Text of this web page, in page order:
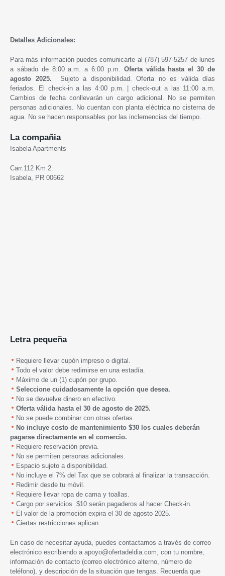
Detalles Adicionales:
Para más información puedes comunicarte al (787) 597-5257 de lunes
a sábado de 8:00 a.m. a 6:00 p.m. Oferta válida hastael 30 de
agosto 2025.
Sujeto a disponibilidad. Oferta no es válida días
feriados. El check-in a las 4:00 p.m. | check-out a las 11:00 a.m.
Cambios de fecha conllevarán un cargo adicional. No se permiten
personas adicionales. No cuentan con planta eléctrica no cisterna de
agua. No se hacen responsables por las inclemencias del tiempo.
La compañia
Isabela Apartments
Carr.112 Km 2.
Isabela, PR 00662
Letra pequeña
Requiere llevar cupón impreso o digital.
Todo el valor debe redimirse en una estadía.
Máximo de un (1) cupón por grupo.
Seleccione cuidadosamente la opción que desea.
No se devuelve dinero en efectivo.
Oferta válida hasta el 30 de agosto de 2025.
No se puede combinar con otras ofertas.
No incluye costo de mantenimiento $30 los cuales deberán
pagarse directamente en el comercio.
Requiere reservación previa.
No se permiten personas adicionales.
Espacio sujeto a disponibilidad.
No incluye el 7% del Tax que se cobrará al finalizar la transacción.
Redimir desde tu móvil.
Requiere llevar ropa de cama y toallas.
Cargo por servicios $10 serán pagaderos al hacer Check-in.
El valor de la promoción expira el 30 de agosto 2025.
Ciertas restricciones aplican.
En caso de necesitar ayuda, puedes contactarnos a través de correo
electrónico escribiendo a apoyo@ofertadeldia.com , con tu nombre,
información de contacto (correo electrónico alterno, número de
teléfono), y descripción de la situación que tengas. Recuerda que